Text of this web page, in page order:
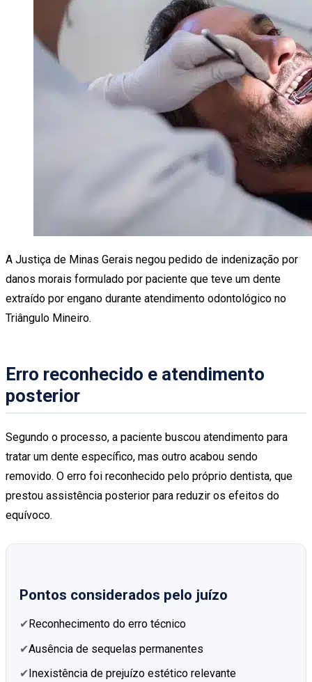
A Justiça de Minas Gerais negou pedido de indenização por
danos morais formulado por paciente que teve um dente
extraído por engano durante atendimento odontológico no
Triângulo Mineiro.
Erro reconhecido e atendimento
posterior
Segundo o processo, a paciente buscou atendimento para
tratar um dente específico, mas outro acabou sendo
removido. O erro foi reconhecido pelo próprio dentista, que
prestou assistência posterior para reduzir os efeitos do
equívoco.
Pontos considerados pelo juízo
Reconhecimento do erro técnico
Ausência de sequelas permanentes
Inexistência de prejuízo estético relevante